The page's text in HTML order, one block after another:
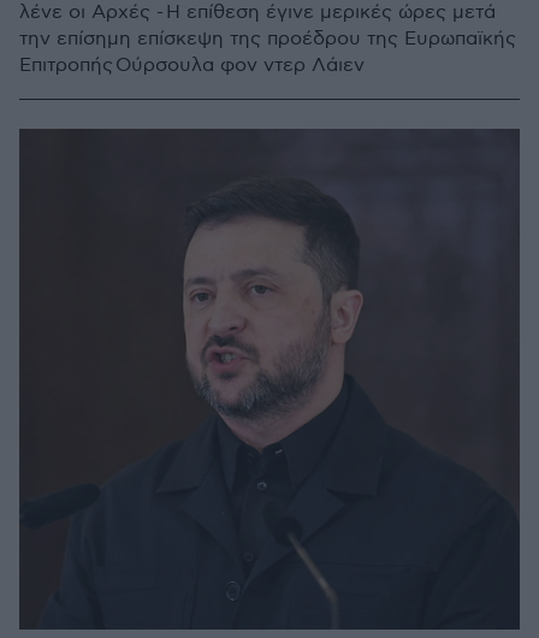
λένε οι Αρχές - Η επίθεση έγινε μερικές ώρες μετά
την επίσημη επίσκεψη της προέδρου της Ευρωπαϊκής
Επιτροπής Ούρσουλα φον ντερ Λάιεν